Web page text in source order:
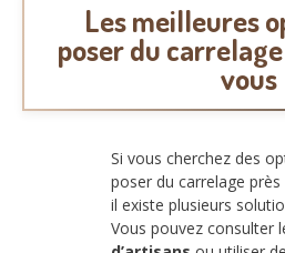
Les meilleures
poser du
vous
Si vous cherchez des
poser du carrelage
il existe plusieurs
Vous pouvez consulter